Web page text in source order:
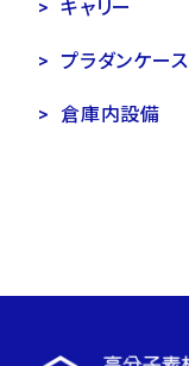
キャリー
プラダンケース
倉庫内設備